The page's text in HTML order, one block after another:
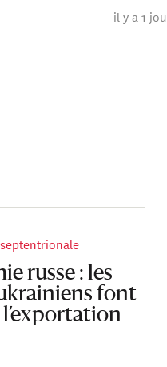
il y a 1
russe : les
font